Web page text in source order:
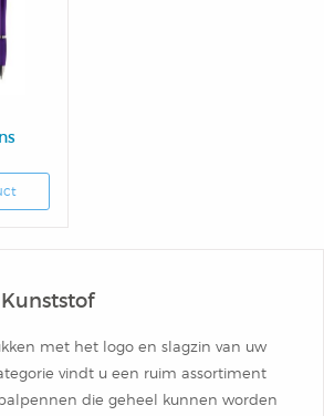
met het logo en slagzin van uw
vindt u een ruim assortiment
die geheel kunnen worden